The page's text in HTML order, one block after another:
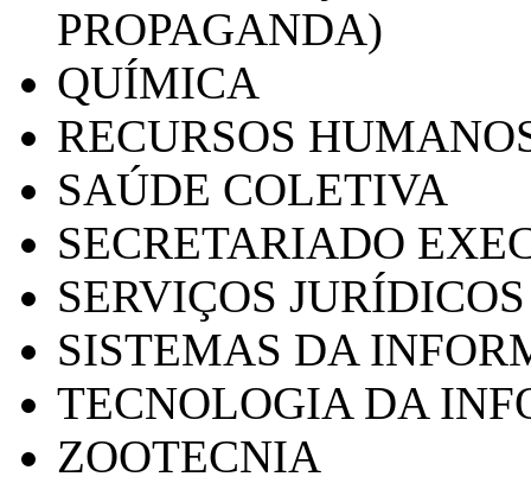
PROPAGANDA)
QUÍMICA
RECURSOS
SAÚDE COLETIVA
SECRETARIADO
SERVIÇOS
SISTEMAS DA
TECNOLOGIA DA
ZOOTECNIA